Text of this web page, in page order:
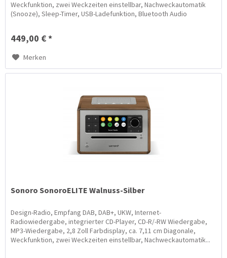
Weckfunktion, zwei Weckzeiten einstellbar, Nachweckautomatik
(Snooze), Sleep-Timer, USB-Ladefunktion, Bluetooth Audio
449,00 € *
Merken
Sonoro SonoroELITE Walnuss-Silber
Design-Radio, Empfang DAB, DAB+, UKW, Internet-
Radiowiedergabe, integrierter CD-Player, CD-R/-RW Wiedergabe,
MP3-Wiedergabe, 2,8 Zoll Farbdisplay, ca. 7,11 cm Diagonale,
Weckfunktion, zwei Weckzeiten einstellbar, Nachweckautomatik...